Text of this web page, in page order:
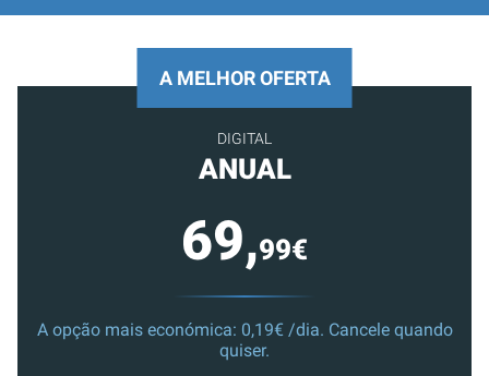
A MELHOR OFERTA
DIGITAL
ANUAL
69,99€
A opção mais económica: 0,19€ /dia. Cancele quando
quiser.